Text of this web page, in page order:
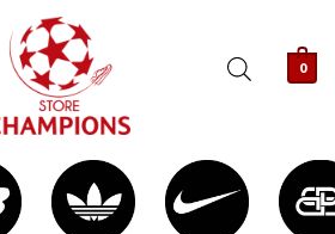
0